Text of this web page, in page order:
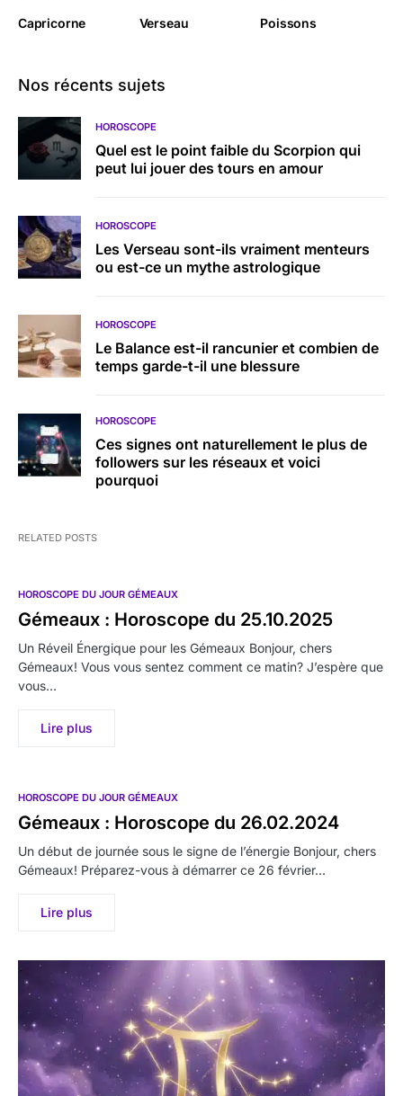
Capricorne Verseau Poissons
Nos récents sujets
HOROSCOPE
Quel est le point faible du Scorpion qui
peut lui jouer des tours en amour
HOROSCOPE
Les Verseau sont-ils vraiment menteurs
ou est-ce un mythe astrologique
HOROSCOPE
Le Balance est-il rancunier et combien de
temps garde-t-il une blessure
HOROSCOPE
Ces signes ont naturellement le plus de
followers sur les réseaux et voici
pourquoi
RELATED POSTS
HOROSCOPE DU JOUR GÉMEAUX
Gémeaux : Horoscope du 25.10.2025
Un Réveil Énergique pour les Gémeaux Bonjour, chers
Gémeaux! Vous vous sentez comment ce matin? J’espère que
vous…
Lire plus
HOROSCOPE DU JOUR GÉMEAUX
Gémeaux : Horoscope du 26.02.2024
Un début de journée sous le signe de l’énergie Bonjour, chers
Gémeaux! Préparez-vous à démarrer ce 26 février…
Lire plus